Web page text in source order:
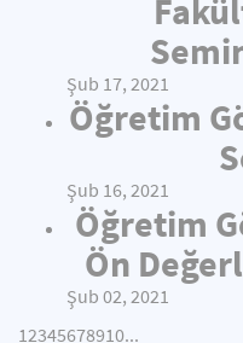
Şub 17, 2021
Öğretim
Şub 16, 2021
Öğretim
Ön
Şub 02, 2021
12345678910...